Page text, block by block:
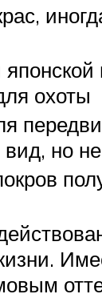
охоты
но